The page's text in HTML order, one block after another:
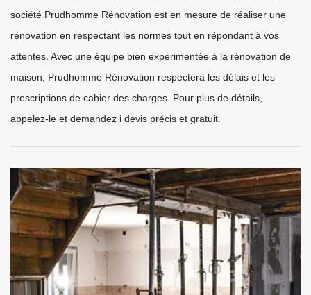
société Prudhomme Rénovation est en mesure de réaliser une
rénovation en respectant les normes tout en répondant à vos
attentes. Avec une équipe bien expérimentée à la rénovation de
maison, Prudhomme Rénovation respectera les délais et les
prescriptions de cahier des charges. Pour plus de détails,
appelez-le et demandez i devis précis et gratuit.